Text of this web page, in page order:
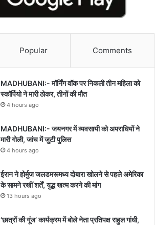
Popular Comments
MADHUBANI:- मॉर्निंग वॉक पर निकली तीन महिला को
स्कॉर्पियो ने मारी ठोकर, तीनों की मौत
4 hours ago
MADHUBANI:- जयनगर में व्यवसायी को अपराधियों ने
मारी गोली, जांच में जुटी पुलिस
4 hours ago
ईरान ने होर्मुज जलडमरूमध्य दोबारा खोलने से पहले अमेरिका
के सामने रखीं शर्तें, युद्ध खत्म करने की मांग
13 hours ago
‘छात्रों की गूंज’ कार्यक्रम में बोले नेता प्रतिपक्ष राहुल गांधी,